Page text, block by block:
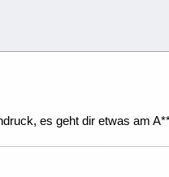
es geht dir etwas am